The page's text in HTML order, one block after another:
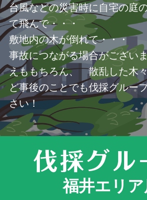
台風などの災害時に自宅の庭
て飛んで・・・
敷地内の木が倒れて・・・
事故につながる場合がござい
えももちろん、 散乱した木
ど事後のことでも伐採グルー
さい！
福井エリ